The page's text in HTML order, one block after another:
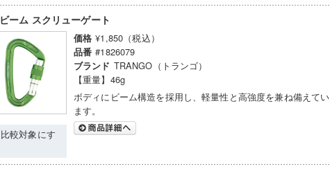
ビーム スクリューゲート
比較対象にす
価格 ¥1,850（税込）
品番 #1826079
ブランド TRANGO（トランゴ）
【重量】46g
ボディにビーム構造を採用し、軽量性と高強度を兼ね備えてい
ます。